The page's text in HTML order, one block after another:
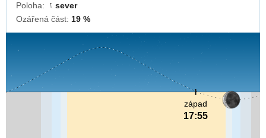
Poloha:
↓ sever
Ozářená část: 19 %
západ
17:55